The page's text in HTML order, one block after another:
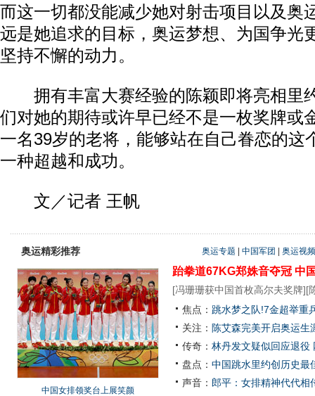
而这一切都没能减少她对射击项目以及奥
远是她追求的目标，奥运梦想、为国争光
坚持不懈的动力。
拥有丰富大赛经验的陈颖即将亮相里
们对她的期待或许早已经不是一枚奖牌或
一名39岁的老将，能够站在自己眷恋的这
一种超越和成功。
文／记者 王帆
奥运精彩推荐 奥运专题 中国军团 奥运视频
中国女排领奖台上展笑颜
跆拳道67KG郑姝音夺冠 中
[冯珊珊获中国首枚高尔夫奖牌][
焦点： 跳水梦之队!7金超举重
关注： 陈艾森完美开启奥运
传奇： 林丹发文疑似回应退役
盘点： 中国跳水里约创历史最
声音： 郎平：女排精神代代相